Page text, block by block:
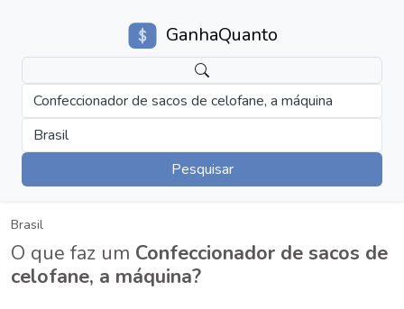
GanhaQuanto
Confeccionador de sacos de celofane, a máquina
Brasil
Pesquisar
Brasil
O que faz um Confeccionador de sacos de
celofane, a máquina?